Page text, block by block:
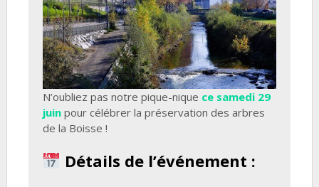
N’oubliez pas notre pique-nique ce samedi 29
juin pour célébrer la préservation des arbres
de la Boisse !
Détails de l’événement :